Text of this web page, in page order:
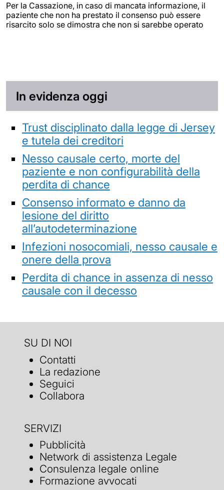
Per la Cassazione, in caso di mancata informazione, il
paziente che non ha prestato il consenso può essere
risarcito solo se dimostra che non si sarebbe operato
In evidenza oggi
Trust disciplinato dalla legge di Jersey
e tutela dei creditori
Nesso causale certo, morte del
paziente e non configurabilità della
perdita di chance
Consenso informato e danno da
lesione del diritto
all’autodeterminazione
Infezioni nosocomiali, nesso causale e
onere della prova
Perdita di chance in assenza di nesso
causale con il decesso
SU DI NOI
Contatti
La redazione
Seguici
Collabora
SERVIZI
Pubblicità
Network di assistenza Legale
Consulenza legale online
Formazione avvocati